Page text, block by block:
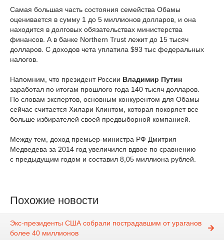
Самая большая часть состояния семейства Обамы
оценивается в сумму 1 до 5 миллионов долларов, и она
находится в долговых обязательствах министерства
финансов. А в банке Northern Trust лежит до 15 тысяч
долларов. С доходов чета уплатила $93 тыс федеральных
налогов.
Напомним, что президент России Владимир Путин
заработал по итогам прошлого года 140 тысяч долларов.
По словам экспертов, основным конкурентом для Обамы
сейчас считается Хилари Клинтом, которая покоряет все
больше избирателей своей предвыборной компанией.
Между тем, доход премьер-министра РФ Дмитрия
Медведева за 2014 год увеличился вдвое по сравнению
с предыдущим годом и составил 8,05 миллиона рублей.
Похожие новости
Экс-президенты США собрали пострадавшим от ураганов
более 40 миллионов